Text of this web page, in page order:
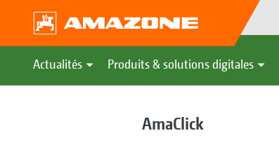
Actualités Produits & solutions digitales
AmaClick